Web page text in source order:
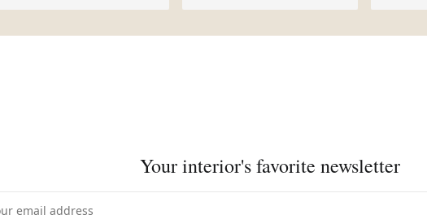
Your interior's favorite newsletter